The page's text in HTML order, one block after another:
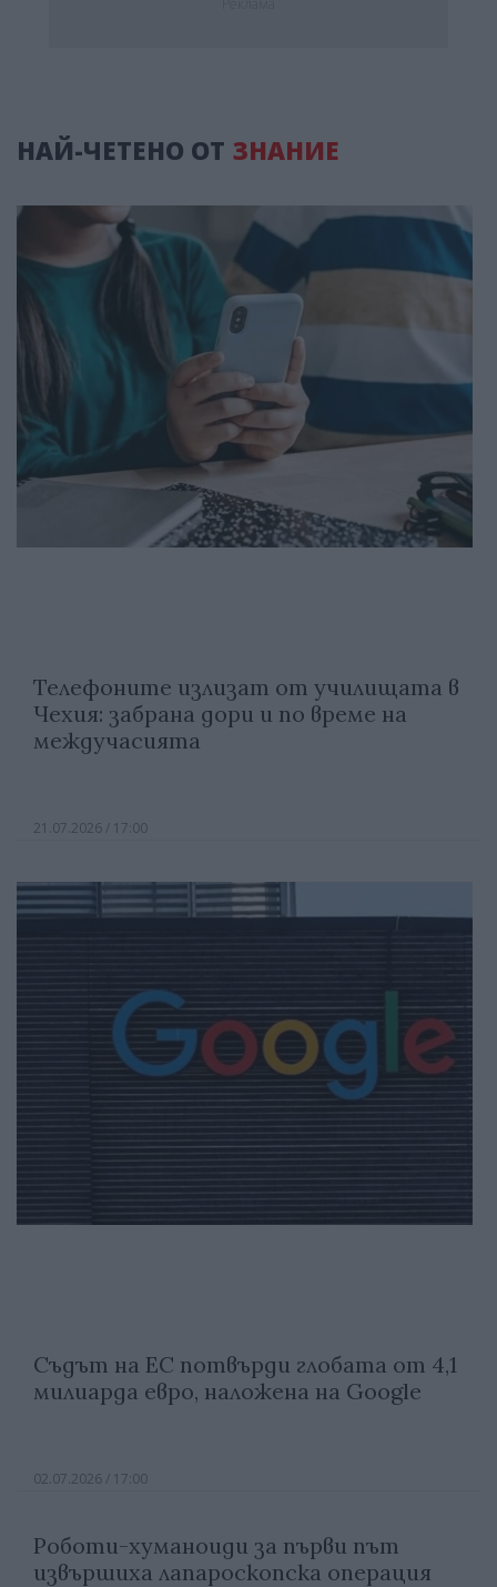
НАЙ-ЧЕТЕНО ОТ ЗНАНИЕ
Телефоните излизат от училищата в
Чехия: забрана дори и по време на
междучасията
21.07.2026 / 17:00
Съдът на ЕС потвърди глобата от 4,1
милиарда евро, наложена на Google
02.07.2026 / 17:00
Роботи-хуманоиди за първи път
извършиха лапароскопска операция